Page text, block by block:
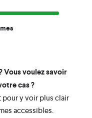
Vous voulez savoir
cas ?
pour y voir plus clair
accessibles.